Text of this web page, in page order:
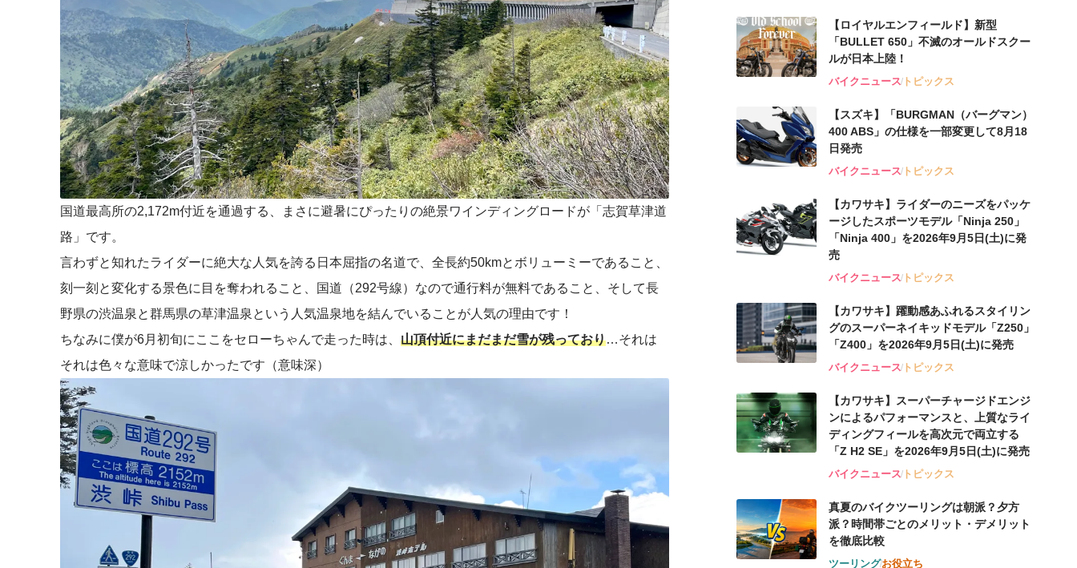
国道最高所の2,172m付近を通過する、まさに避暑にぴったりの絶景ワインディングロードが「志賀草津道
路」です。
言わずと知れたライダーに絶大な人気を誇る日本屈指の名道で、全長約50kmとボリューミーであること、
刻一刻と変化する景色に目を奪われること、国道（292号線）なので通行料が無料であること、そして長
野県の渋温泉と群馬県の草津温泉という人気温泉地を結んでいることが人気の理由です！
ちなみに僕が6月初旬にここをセローちゃんで走った時は、山頂付近にまだまだ雪が残っており…それは
それは色々な意味で涼しかったです（意味深）
【ロイヤルエンフィールド】新型
「BULLET 650」不滅のオールドスクー
ルが⽇本上陸！
バイクニューストピックス
【スズキ】「BURGMAN（バーグマン）
400 ABS」の仕様を一部変更して8月18
日発売
バイクニューストピックス
【カワサキ】ライダーのニーズをパッケ
ージしたスポーツモデル「Ninja 250」
「Ninja 400」を2026年9月5日(土)に発
売
バイクニューストピックス
【カワサキ】躍動感あふれるスタイリン
グのスーパーネイキッドモデル「Z250」
「Z400」を2026年9月5日(土)に発売
バイクニューストピックス
【カワサキ】スーパーチャージドエンジ
ンによるパフォーマンスと、上質なライ
ディングフィールを高次元で両立する
「Z H2 SE」を2026年9月5日(土)に発売
バイクニューストピックス
真夏のバイクツーリングは朝派？夕方
派？時間帯ごとのメリット・デメリット
を徹底比較
ツーリングお役立ち